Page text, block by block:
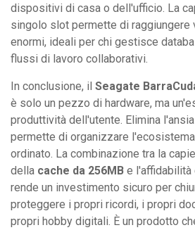
dispositivi di casa o dell'ufficio. La
singolo slot permette di raggiungere
enormi, ideali per chi gestisce
flussi di lavoro collaborativi.
In conclusione, il Seagate
è solo un pezzo di hardware, ma
produttività dell'utente. Elimina
permette di organizzare
ordinato. La combinazione tra la
della cache da 256MB e l'affidabilità
rende un investimento sicuro per
proteggere i propri ricordi, i propri
propri hobby digitali. È un prodotto